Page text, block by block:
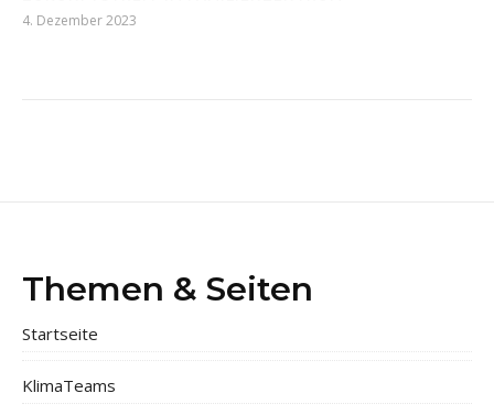
4. Dezember 2023
Themen & Seiten
Startseite
KlimaTeams